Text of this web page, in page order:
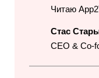
Читаю
Стас
CEO & Co-